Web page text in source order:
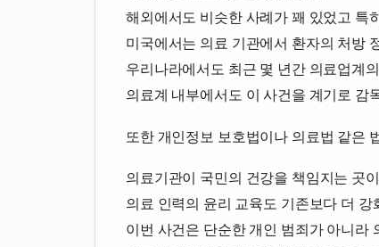
해외에서도 비슷한 사례가 꽤 있었고 특
미국에서는 의료 기관에서 환자의 처방
우리나라에서도 최근 몇 년간 의료업계
의료계 내부에서도 이 사건을 계기로 감
또한 개인정보 보호법이나 의료법 같은
의료기관이 국민의 건강을 책임지는 곳
의료 인력의 윤리 교육도 기존보다 더
이번 사건은 단순한 개인 범죄가 아니라